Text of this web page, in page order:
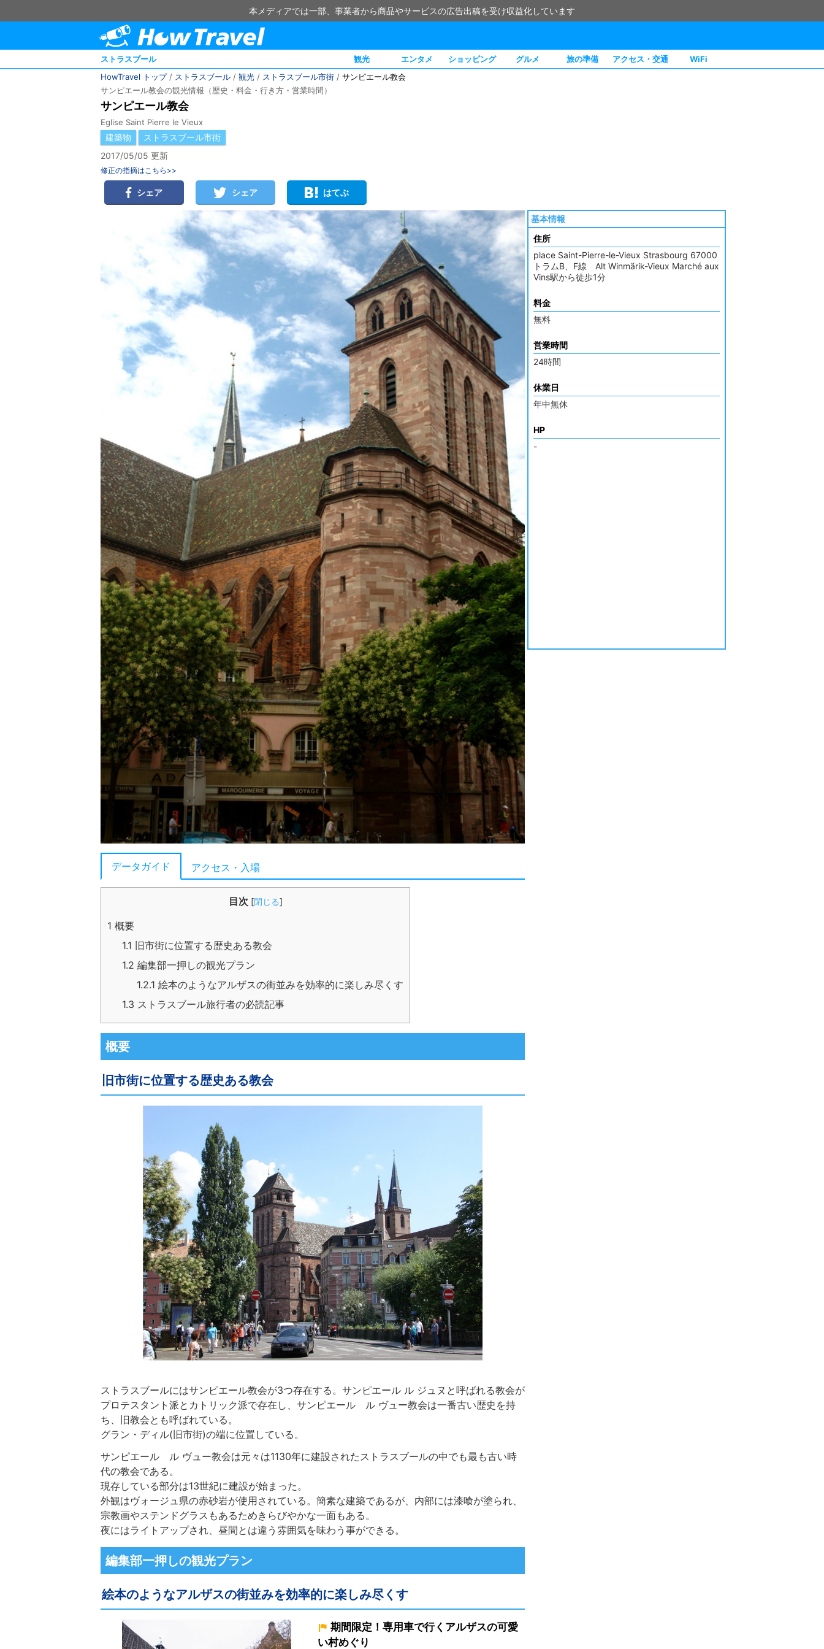
本メディアでは一部、事業者から商品やサービスの広告出稿を受け収益化しています
ストラスブール 観光 エンタメ ショッピング グルメ 旅の準備 アクセス・交通
WiFi
HowTravel トップ/ ストラスブール / 観光 / ストラスブール市街 / サンピエール教会
サンピエール教会の観光情報（歴史・料金・行き方・営業時間）
サンピエール教会
Eglise Saint Pierre le Vieux
建築物
ストラスブール市街
2017/05/05 更新
修正の指摘はこちら>>
シェア シェア はてぶ
基本情報
住所
place Saint-Pierre-le-Vieux Strasbourg 67000
トラムB、F線 Alt Winmärik-Vieux Marché aux
Vins駅から徒歩1分
料金
無料
営業時間
24時間
休業日
年中無休
HP
-
データガイド アクセス・入場
目次 [閉じる]
1 概要
1.1 旧市街に位置する歴史ある教会
1.2 編集部一押しの観光プラン
1.2.1 絵本のようなアルザスの街並みを効率的に楽しみ尽くす
1.3 ストラスブール旅行者の必読記事
概要
旧市街に位置する歴史ある教会
ストラスブールにはサンピエール教会が3つ存在する。サンピエール ル ジュヌと呼ばれる教会が
プロテスタント派とカトリック派で存在し、サンピエール ル ヴュー教会は一番古い歴史を持
ち、旧教会とも呼ばれている。
グラン・ディル(旧市街)の端に位置している。
サンピエール ル ヴュー教会は元々は1130年に建設されたストラスブールの中でも最も古い時
代の教会である。
現存している部分は13世紀に建設が始まった。
外観はヴォージュ県の赤砂岩が使用されている。簡素な建築であるが、内部には漆喰が塗られ、
宗教画やステンドグラスもあるためきらびやかな一面もある。
夜にはライトアップされ、昼間とは違う雰囲気を味わう事ができる。
編集部一押しの観光プラン
絵本のようなアルザスの街並みを効率的に楽しみ尽くす